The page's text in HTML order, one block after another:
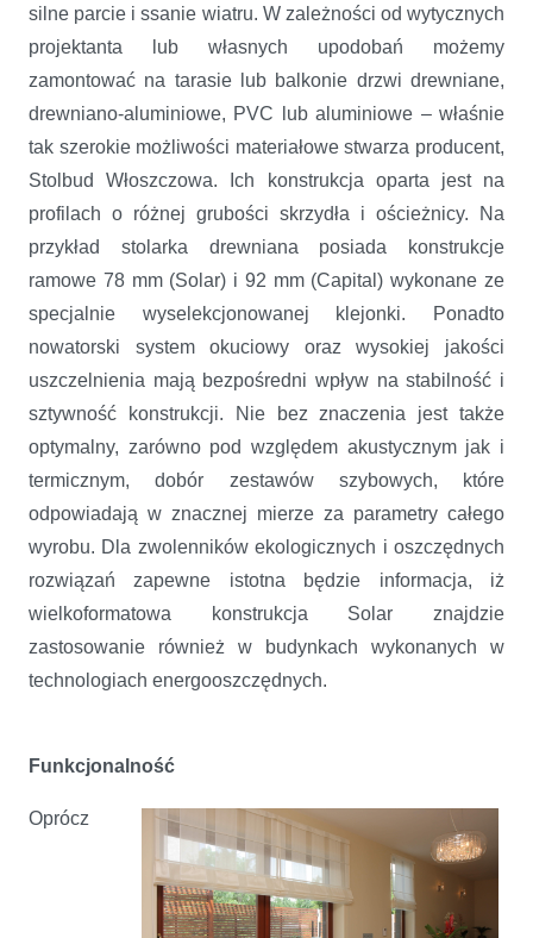
silne parcie i ssanie wiatru. W zależności od wytycznych
projektanta lub własnych upodobań możemy
zamontować na tarasie lub balkonie drzwi drewniane,
drewniano-aluminiowe, PVC lub aluminiowe – właśnie
tak szerokie możliwości materiałowe stwarza producent,
Stolbud Włoszczowa. Ich konstrukcja oparta jest na
profilach o różnej grubości skrzydła i ościeżnicy. Na
przykład stolarka drewniana posiada konstrukcje
ramowe 78 mm (Solar) i 92 mm (Capital) wykonane ze
specjalnie wyselekcjonowanej klejonki. Ponadto
nowatorski system okuciowy oraz wysokiej jakości
uszczelnienia mają bezpośredni wpływ na stabilność i
sztywność konstrukcji. Nie bez znaczenia jest także
optymalny, zarówno pod względem akustycznym jak i
termicznym, dobór zestawów szybowych, które
odpowiadają w znacznej mierze za parametry całego
wyrobu. Dla zwolenników ekologicznych i oszczędnych
rozwiązań zapewne istotna będzie informacja, iż
wielkoformatowa konstrukcja Solar znajdzie
zastosowanie również w budynkach wykonanych w
technologiach energooszczędnych.
Funkcjonalność
Oprócz